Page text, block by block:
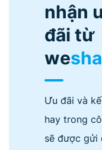
nhận
đãi từ
we
Ưu đãi và
hay trong
sẽ được gửi